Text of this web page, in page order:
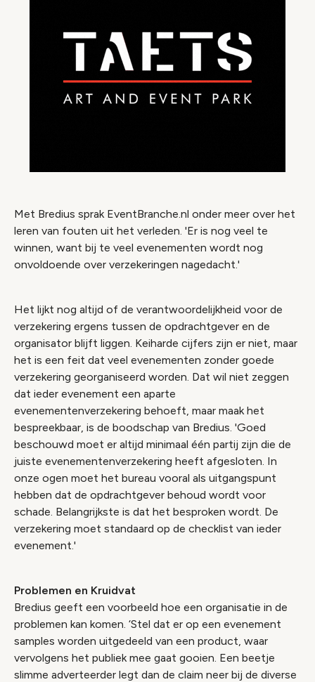
Met Bredius sprak EventBranche.nl onder meer over het
leren van fouten uit het verleden. 'Er is nog veel te
winnen, want bij te veel evenementen wordt nog
onvoldoende over verzekeringen nagedacht.'
Het lijkt nog altijd of de verantwoordelijkheid voor de
verzekering ergens tussen de opdrachtgever en de
organisator blijft liggen. Keiharde cijfers zijn er niet, maar
het is een feit dat veel evenementen zonder goede
verzekering georganiseerd worden. Dat wil niet zeggen
dat ieder evenement een aparte
evenementenverzekering behoeft, maar maak het
bespreekbaar, is de boodschap van Bredius. 'Goed
beschouwd moet er altijd minimaal één partij zijn die de
juiste evenementenverzekering heeft afgesloten. In
onze ogen moet het bureau vooral als uitgangspunt
hebben dat de opdrachtgever behoud wordt voor
schade. Belangrijkste is dat het besproken wordt. De
verzekering moet standaard op de checklist van ieder
evenement.'
Problemen en Kruidvat
Bredius geeft een voorbeeld hoe een organisatie in de
problemen kan komen. ‘Stel dat er op een evenement
samples worden uitgedeeld van een product, waar
vervolgens het publiek mee gaat gooien. Een beetje
slimme adverteerder legt dan de claim neer bij de diverse